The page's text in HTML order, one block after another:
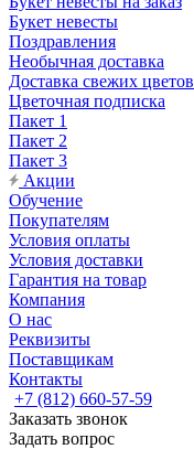
Букет невесты
Поздравления
Необычная доставка
Доставка свежих цветов
Цветочная подписка
Пакет 1
Пакет 2
Пакет 3
Акции
Обучение
Покупателям
Условия оплаты
Условия доставки
Гарантия на товар
Компания
О нас
Реквизиты
Поставщикам
Контакты
+7 (812) 660-57-59
Заказать звонок
Задать вопрос